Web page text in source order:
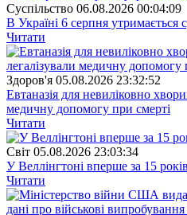
Суспiльство 06.08.2026 00:04:09
В Україні 6 серпня утримається
Читати
Здоров'я 05.08.2026 23:32:52
Евтаназія для невиліковно
медичну допомогу при смерті
Читати
Свiт 05.08.2026 23:03:34
У Веллінгтоні вперше за 15
Читати